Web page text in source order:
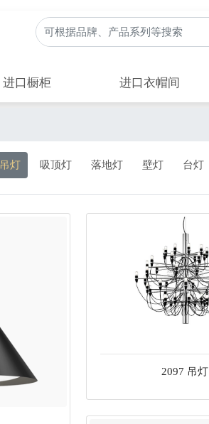
进口橱柜 进口衣帽间
吊灯 吸顶灯 落地灯 壁灯 台灯
2097 吊灯